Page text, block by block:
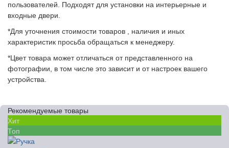
пользователей. Подходят для установки на интерьерные и
входные двери.
*Для уточнения стоимости товаров , наличия и иных
характеристик просьба обращаться к менеджеру.
*Цвет товара может отличаться от представленного на
фотографии, в том числе это зависит и от настроек вашего
устройства.
Рекомендуемые товары
Хит
Топ